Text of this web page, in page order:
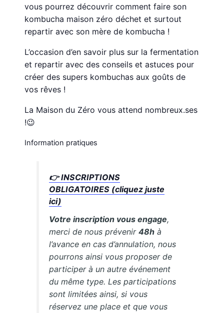
vous pourrez découvrir comment faire son
kombucha maison zéro déchet et surtout
repartir avec son mère de kombucha !
L’occasion d’en savoir plus sur la fermentation
et repartir avec des conseils et astuces pour
créer des supers kombuchas aux goûts de
vos rêves !
La Maison du Zéro vous attend nombreux.ses
!😉
Information pratiques
👉 INSCRIPTIONS
OBLIGATOIRES (cliquez juste
ici)
Votre inscription vous engage,
merci de nous prévenir48h à
l’avance en cas d’annulation, nous
pourrons ainsi vous proposer de
participer à un autre événement
du même type. Les participations
sont limitées ainsi, si vous
réservez une place et que vous